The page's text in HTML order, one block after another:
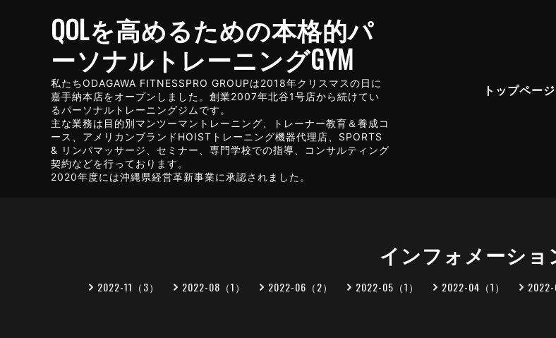
QOLを高めるための本格的パ
ーソナルトレーニングGYM
私たちODAGAWA FITNESSPRO GROUPは2018年クリスマスの日に
嘉手納本店をオープンしました。創業2007年北谷1号店から続けてい
るパーソナルトレーニングジムです。
主な業務は目的別マンツーマントレーニング、トレーナー教育＆養成コ
ース、アメリカンブランドHOISTトレーニング機器代理店、SPORTS
& リンパマッサージ、セミナー、専門学校での指導、コンサルティング
契約などを行っております。
2020年度には沖縄県経営革新事業に承認されました。
トップページ
インフォメーショ
2022-11（3） 2022-08（1） 2022-06（2） 2022-05（1） 2022-04（1） 2022-